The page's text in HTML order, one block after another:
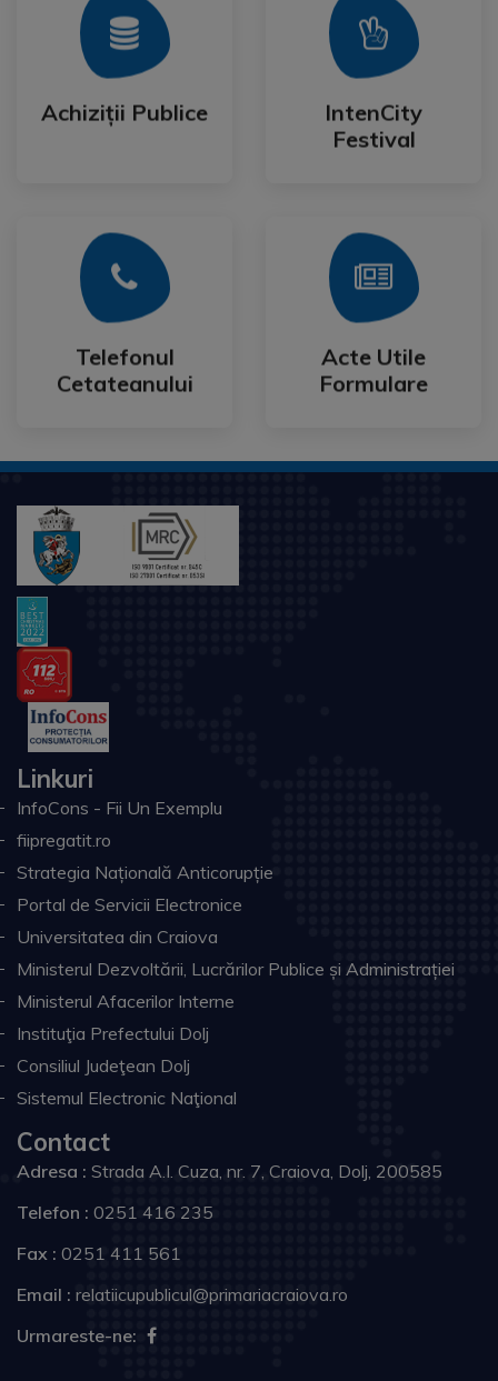
Achiziții Publice
Achiziții Publice
Mai Mult
IntenCity
Festival
IntenCity
Festival
Mai Mult
Telefonul
Cetateanului
Telefonul
Cetateanului
Mai Mult
Acte Utile
Formulare
Acte Utile
Formulare
Mai Mult
Linkuri
InfoCons - Fii Un Exemplu
fiipregatit.ro
Strategia Națională Anticorupție
Portal de Servicii Electronice
Universitatea din Craiova
Ministerul Dezvoltării, Lucrărilor Publice și Administrației
Ministerul Afacerilor Interne
Instituţia Prefectului Dolj
Consiliul Judeţean Dolj
Sistemul Electronic Naţional
Contact
Adresa : Strada A.I. Cuza, nr. 7, Craiova, Dolj, 200585
Telefon : 0251 416 235
Fax : 0251 411 561
Email : relatiicupublicul@primariacraiova.ro
Urmareste-ne: